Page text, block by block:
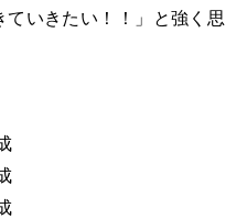
ていきたい！！」と強く思